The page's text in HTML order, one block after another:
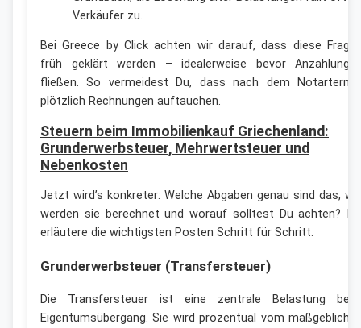
Verkäufer zu.
Bei Greece by Click achten wir darauf, dass diese
früh geklärt werden – idealerweise bevor
fließen. So vermeidest Du, dass nach dem
plötzlich Rechnungen auftauchen.
Steuern beim Immobilienkauf Griechenland:
Grunderwerbsteuer, Mehrwertsteuer und
Nebenkosten
Jetzt wird’s konkreter: Welche Abgaben genau sind das,
werden sie berechnet und worauf solltest Du achten?
erläutere die wichtigsten Posten Schritt für Schritt.
Grunderwerbsteuer (Transfersteuer)
Die Transfersteuer ist eine zentrale Belastung
Eigentumsübergang. Sie wird prozentual vom